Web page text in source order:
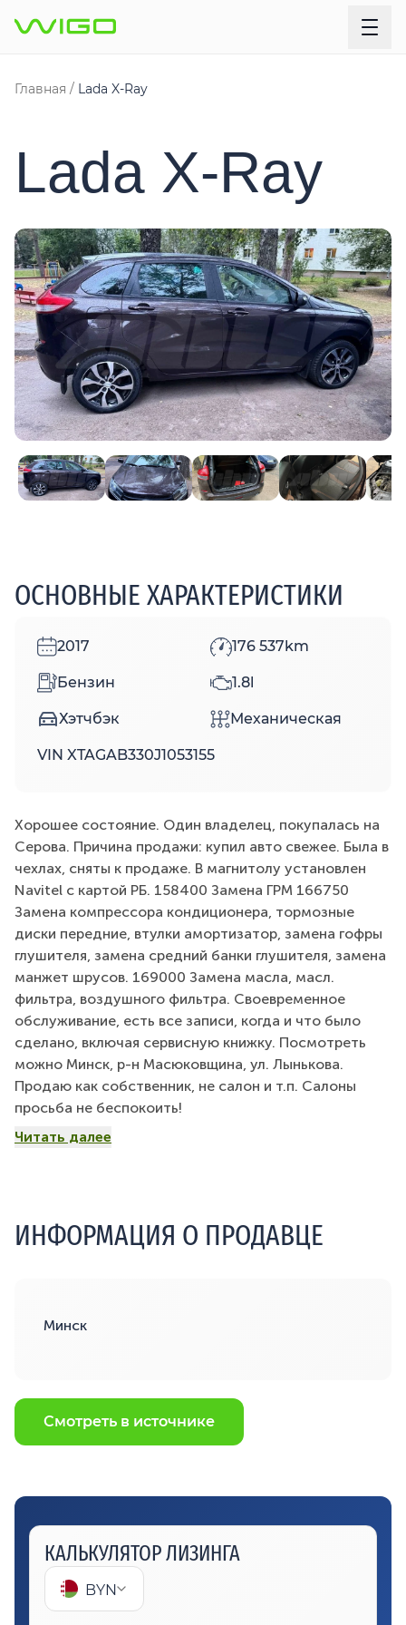
Главная Lada X-Ray
Lada X-Ray
ОСНОВНЫЕ ХАРАКТЕРИСТИКИ
2017 176 537km
Бензин 1.8l
Хэтчбэк Механическая
VIN XTAGAB330J1053155
Хорошее состояние. Один владелец, покупалась на
Серова. Причина продажи: купил авто свежее. Была в
чехлах, сняты к продаже. В магнитолу установлен
Navitel с картой РБ. 158400 Замена ГРМ 166750
Замена компрессора кондиционера, тормозные
диски передние, втулки амортизатор, замена гофры
глушителя, замена средний банки глушителя, замена
манжет шрусов. 169000 Замена масла, масл.
фильтра, воздушного фильтра. Своевременное
обслуживание, есть все записи, когда и что было
сделано, включая сервисную книжку. Посмотреть
можно Минск, р-н Масюковщина, ул. Лынькова.
Продаю как собственник, не салон и т.п. Салоны
просьба не беспокоить!
Читать далее
ИНФОРМАЦИЯ О ПРОДАВЦЕ
Минск
Смотреть в источнике
КАЛЬКУЛЯТОР ЛИЗИНГА
BYN